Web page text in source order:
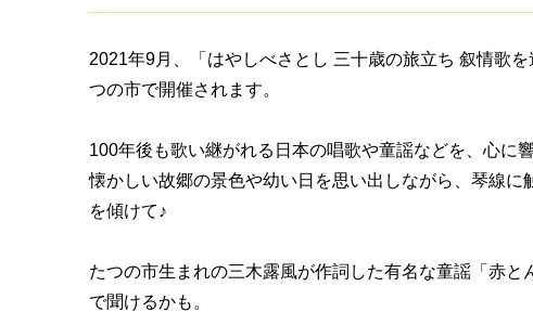
2021年9月、「はやしべさとし 三十歳の旅立ち 叙情歌
つの市で開催されます。
100年後も歌い継がれる日本の唱歌や童謡などを、心に
懐かしい故郷の景色や幼い日を思い出しながら、琴線に
を傾けて♪
たつの市生まれの三木露風が作詞した有名な童謡「赤と
で聞けるかも。